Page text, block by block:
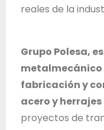
reales de la
Grupo Polesa,
metalmecánico
fabricación y
acero y
proyectos de